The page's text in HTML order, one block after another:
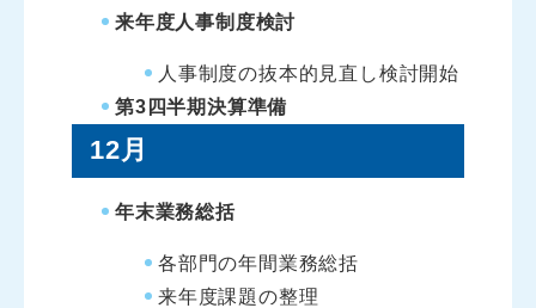
来年度人事制度検討
人事制度の抜本的見直し検討開始
第3四半期決算準備
12月
年末業務総括
各部門の年間業務総括
来年度課題の整理